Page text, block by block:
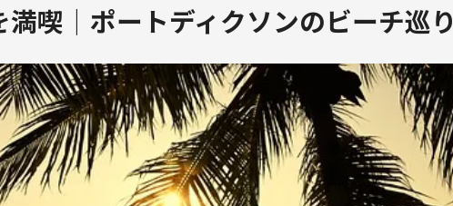
喫｜ポートディクソンのビーチ巡り